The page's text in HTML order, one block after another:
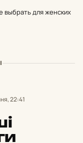
выбрать для женских
22:41